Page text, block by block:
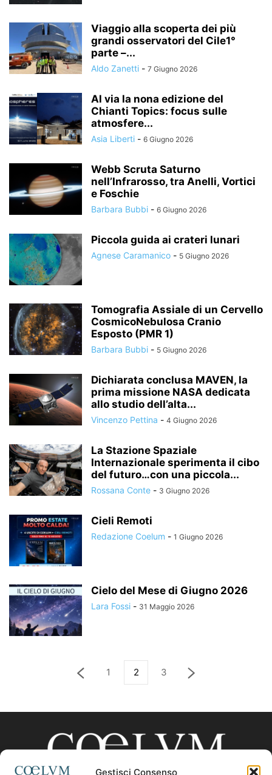
Gestisci Consenso
Viaggio alla scoperta dei più
grandi osservatori del Cile1°
parte –...
Aldo Zanetti - 7 Giugno 2026
Al via la nona edizione del
Chianti Topics: focus sulle
atmosfere...
Asia Liberti - 6 Giugno 2026
Webb Scruta Saturno
nell’Infrarosso, tra Anelli, Vortici
e Foschie
Barbara Bubbi - 6 Giugno 2026
Piccola guida ai crateri lunari
Agnese Caramanico - 5 Giugno 2026
Tomografia Assiale di un Cervello
CosmicoNebulosa Cranio
Esposto (PMR 1)
Barbara Bubbi - 5 Giugno 2026
Dichiarata conclusa MAVEN, la
prima missione NASA dedicata
allo studio dell’alta...
Vincenzo Pettina - 4 Giugno 2026
La Stazione Spaziale
Internazionale sperimenta il cibo
del futuro…con una piccola...
Rossana Conte - 3 Giugno 2026
Cieli Remoti
Redazione Coelum - 1 Giugno 2026
Cielo del Mese di Giugno 2026
Lara Fossi - 31 Maggio 2026
1 2 3